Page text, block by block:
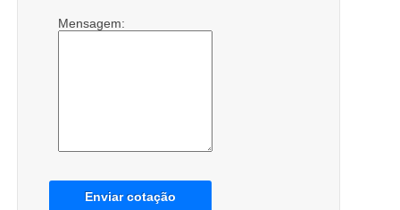
Mensagem:
Enviar cotação